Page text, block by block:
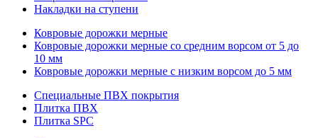
Накладки на ступени
Ковровые дорожки мерные
Ковровые дорожки мерные со средним ворсом от 5 до
10 мм
Ковровые дорожки мерные с низким ворсом до 5 мм
Специальные ПВХ покрытия
Плитка ПВХ
Плитка SPC